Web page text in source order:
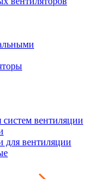
вентиляции
для вентиляции